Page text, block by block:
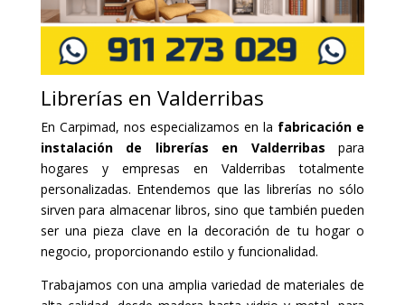
Librerías en Valderribas
En Carpimad, nos especializamos en la fabricación e
instalación de librerías en Valderribaspara
hogares y empresas en Valderribas totalmente
personalizadas. Entendemos que las librerías no sólo
sirven para almacenar libros, sino que también pueden
ser una pieza clave en la decoración de tu hogar o
negocio, proporcionando estilo y funcionalidad.
Trabajamos con una amplia variedad de materiales de